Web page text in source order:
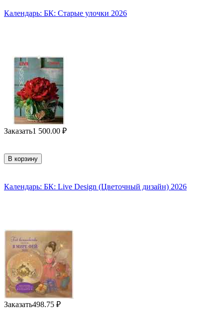
Календарь: БК: Старые улочки 2026
Заказать1 500.00 ₽
В корзину
Календарь: БК: Live Design (Цветочный дизайн) 2026
Заказать498.75 ₽